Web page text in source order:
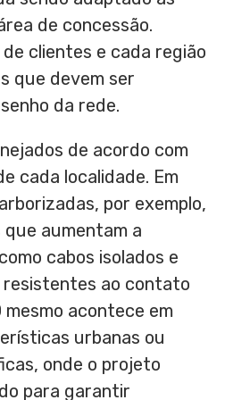
de concessão.
clientes e cada região
que devem ser
da rede.
de acordo com
cada localidade. Em
por exemplo,
aumentam a
cabos isolados e
resistentes ao contato
mesmo acontece em
urbanas ou
onde o projeto
para garantir